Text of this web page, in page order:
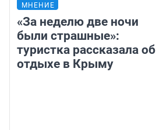
МНЕНИЕ
«За неделю две ночи
были страшные»:
туристка рассказала об
отдыхе в Крыму